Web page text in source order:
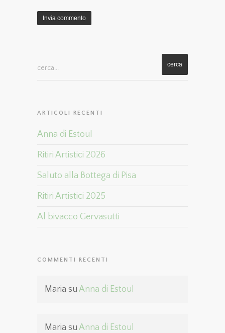
cerca...
ARTICOLI RECENTI
Anna di Estoul
Ritiri Artistici 2026
Saluto alla Bottega di Pisa
Ritiri Artistici 2025
Al bivacco Gervasutti
COMMENTI RECENTI
Maria su Anna di Estoul
Maria su Anna di Estoul